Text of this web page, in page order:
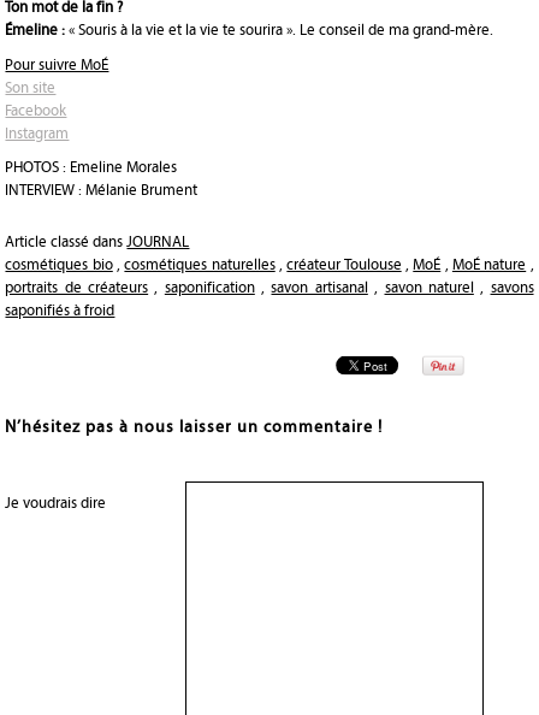
Ton mot de la fin ?
Émeline : « Souris à la vie et la vie te sourira ». Le conseil de ma grand-mère.
Pour suivre MoÉ
Son site
Facebook
Instagram
PHOTOS : Emeline Morales
INTERVIEW : Mélanie Brument
Article classé dansJOURNAL
cosmétiques bio,cosmétiques naturelles,créateur Toulouse ,MoÉ , MoÉ nature ,
portraits de créateurs , saponification,savon artisanal , savon naturel , savons
saponifiés à froid
N’hésitez pas à nous laisser un commentaire !
Je voudrais dire